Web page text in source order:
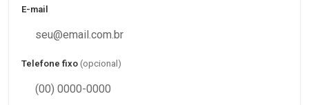
E-mail
Telefone fixo (opcional)